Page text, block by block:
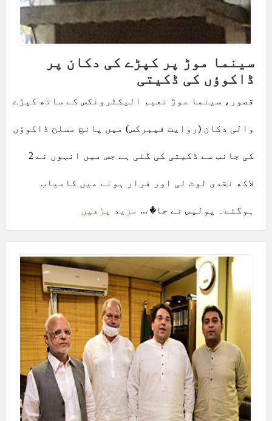
سینما موڑ پر کپڑے کی دکان پر
ڈاکوؤں کی ڈکیتی
قصور، سینما موڑ نعیم الیکٹرونکس کے ساتھ کپڑے
والی دکان (روایت فیبرکس) میں پانچ مسلح ڈاکوؤں
کی جانب سے ڈکیتی کی گئی ہے جس میں انہوں نے 2
لاکھ نقدی لوٹ لی اور فرار ہونے میں کامیاب
ہوگئے۔ پولیس نے جا� ... مزید پڑھیں